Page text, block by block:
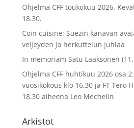
Ohjelma CFF toukokuu 2026.
18.30.
Coin cuisine: Suezin kanavan
veljeyden ja herkuttelun juhlaa
In memoriam Satu Laaksonen
Ohjelma CFF huhtikuu 2026 osa
vuosikokous klo 16.30 ja FT Tero
18.30 aiheena Leo Mechelin
Arkistot